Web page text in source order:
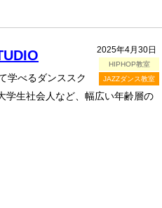
2025年4月30日
HIPHOP教室
JAZZダンス教室
学べるダンススク
学生社会人など、幅広い年齢層の